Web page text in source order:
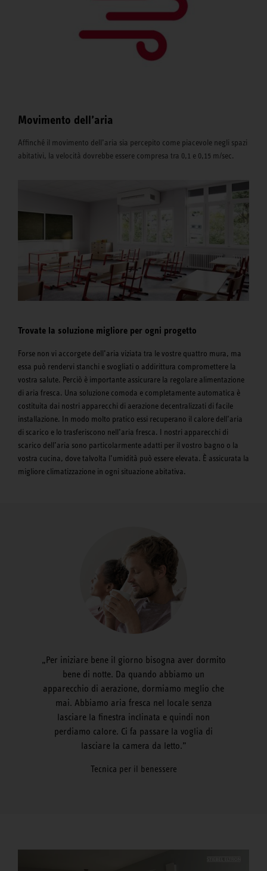
Movimento dell’aria
Affinché il movimento dell’aria sia percepito come piacevole negli spazi
abitativi, la velocità dovrebbe essere compresa tra 0,1 e 0,15 m/sec.
Trovate la soluzione migliore per ogni progetto
Forse non vi accorgete dell’aria viziata tra le vostre quattro mura, ma
essa può rendervi stanchi e svogliati o addirittura compromettere la
vostra salute. Perciò è importante assicurare la regolare alimentazione
di aria fresca. Una soluzione comoda e completamente automatica è
costituita dai nostri apparecchi di aerazione decentralizzati di facile
installazione. In modo molto pratico essi recuperano il calore dell’aria
di scarico e lo trasferiscono nell’aria fresca. I nostri apparecchi di
scarico dell’aria sono particolarmente adatti per il vostro bagno o la
vostra cucina, dove talvolta l’umidità può essere elevata. È assicurata la
migliore climatizzazione in ogni situazione abitativa.
Per iniziare bene il giorno bisogna aver dormito
bene di notte. Da quando abbiamo un
apparecchio di aerazione, dormiamo meglio che
mai. Abbiamo aria fresca nel locale senza
lasciare la finestra inclinata e quindi non
perdiamo calore. Ci fa passare la voglia di
lasciare la camera da letto.
Tecnica per il benessere